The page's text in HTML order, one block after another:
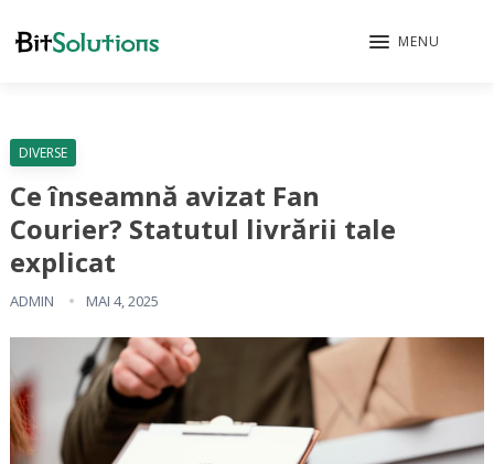
MENU
DIVERSE
Ce înseamnă avizat Fan
Courier? Statutul livrării tale
explicat
ADMIN MAI 4, 2025